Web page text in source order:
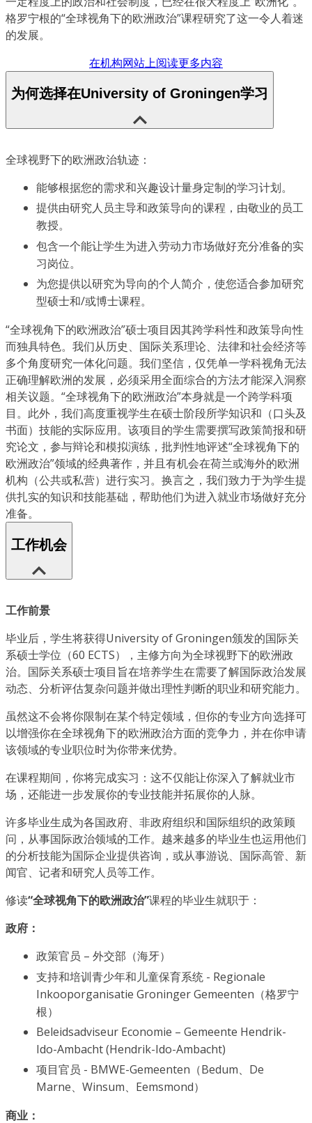
格罗宁根的“全球视角下的欧洲政治”课程研究了这一令人着迷
的发展。
在机构网站上阅读更多内容
为何选择在University of Groningen学习
全球视野下的欧洲政治轨迹：
能够根据您的需求和兴趣设计量身定制的学习计划。
提供由研究人员主导和政策导向的课程，由敬业的员工
教授。
包含一个能让学生为进入劳动力市场做好充分准备的实
习岗位。
为您提供以研究为导向的个人简介，使您适合参加研究
型硕士和/或博士课程。
“全球视角下的欧洲政治”硕士项目因其跨学科性和政策导向性
而独具特色。我们从历史、国际关系理论、法律和社会经济等
多个角度研究一体化问题。我们坚信，仅凭单一学科视角无法
正确理解欧洲的发展，必须采用全面综合的方法才能深入洞察
相关议题。“全球视角下的欧洲政治”本身就是一个跨学科项
目。此外，我们高度重视学生在硕士阶段所学知识和（口头及
书面）技能的实际应用。该项目的学生需要撰写政策简报和研
究论文，参与辩论和模拟演练，批判性地评述“全球视角下的
欧洲政治”领域的经典著作，并且有机会在荷兰或海外的欧洲
机构（公共或私营）进行实习。换言之，我们致力于为学生提
供扎实的知识和技能基础，帮助他们为进入就业市场做好充分
准备。
工作机会
工作前景
毕业后，学生将获得University of Groningen颁发的国际关
系硕士学位（60 ECTS），主修方向为全球视野下的欧洲政
治。国际关系硕士项目旨在培养学生在需要了解国际政治发展
动态、分析评估复杂问题并做出理性判断的职业和研究能力。
虽然这不会将你限制在某个特定领域，但你的专业方向选择可
以增强你在全球视角下的欧洲政治方面的竞争力，并在你申请
该领域的专业职位时为你带来优势。
在课程期间，你将完成实习：这不仅能让你深入了解就业市
场，还能进一步发展你的专业技能并拓展你的人脉。
许多毕业生成为各国政府、非政府组织和国际组织的政策顾
问，从事国际政治领域的工作。越来越多的毕业生也运用他们
的分析技能为国际企业提供咨询，或从事游说、国际高管、新
闻官、记者和研究人员等工作。
修读“全球视角下的欧洲政治”课程的毕业生就职于：
政府：
政策官员 – 外交部（海牙）
支持和培训青少年和儿童保育系统 - Regionale
Inkooporganisatie Groninger Gemeenten（格罗宁
根）
Beleidsadviseur Economie – Gemeente Hendrik-
Ido-Ambacht (Hendrik-Ido-Ambacht)
项目官员 - BMWE-Gemeenten（Bedum、De
Marne、Winsum、Eemsmond）
商业：